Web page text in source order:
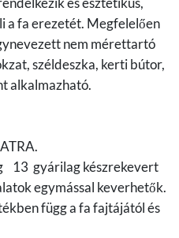
a fa erezetét. Megfelelően
nem mérettartó
széldeszka, kerti bútor,
alkalmazható.
13 gyárilag készrekevert
egymással keverhetők.
függ a fa fajtájától és